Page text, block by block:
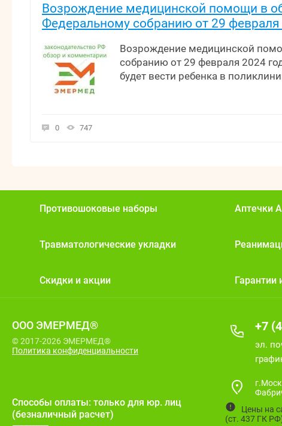
Возрождение медицинской помощи в
Федеральному собранию от 29 февраля
Возрождение медицинской
собранию от 29 февраля 2024
будет вести ребенка в
0 747
Противошоковые наборы Аптечки
Травматологические укладки
Скидки и акции Гарантии
ООО ЭМЕРМЕД®
© 2017-2026 ЭМЕРМЕД®
Политика конфиденциальности
Способы оплаты: только для юр. лиц
(безналичный расчет)
+7
эл.
Цены на
(ст. 437 ГК